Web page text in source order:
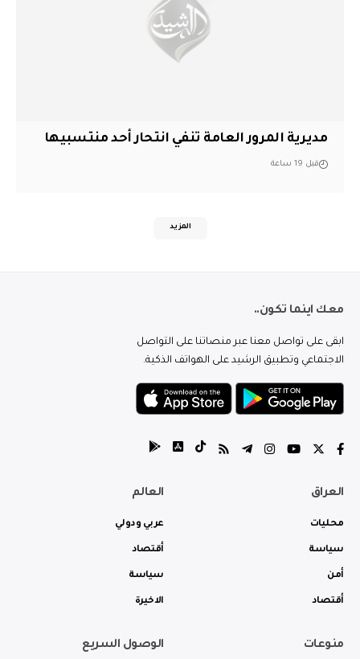
مديرية المرور العامة تنفي انتحار أحد منتسبيها
قبل 19 ساعة
المزيد
معك اينما تكون..
ابقى على تواصل معنا عبر منصاتنا على التواصل
الاجتماعي وتطبيق الرشيد على الهواتف الذكية.
العراق
محليات
سياسة
أمن
أقتصاد
العالم
عربي ودولي
أقتصاد
سياسة
الاخيرة
منوعات الوصول السريع